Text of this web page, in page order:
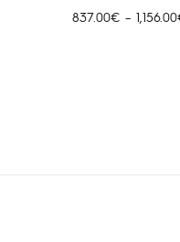
837.00€ – 1,156.00